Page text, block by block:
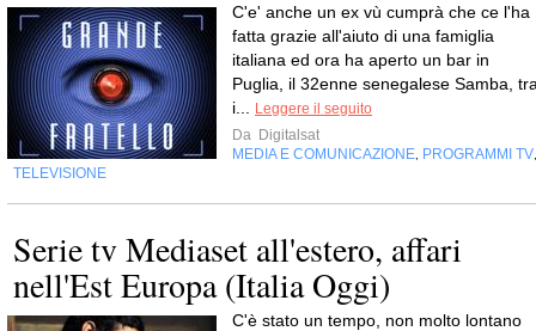
C'e' anche un ex vù cumprà che ce l'ha
fatta grazie all'aiuto di una famiglia
italiana ed ora ha aperto un bar in
Puglia, il 32enne senegalese Samba,
i...
Leggere il seguito
Da Digitalsat
MEDIA E COMUNICAZIONE PROGRAMMI TV
TELEVISIONE
Serie tv Mediaset all'estero, affari
nell'Est Europa (Italia Oggi)
C'è stato un tempo, non molto lontano